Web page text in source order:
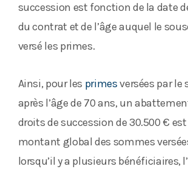
succession est fonction de la date
du contrat et de l’âge auquel le
versé les primes.
Ainsi, pour les primesversées par le
après l’âge de 70 ans, un
droits de succession de 30.500 €
montant global des sommes
lorsqu’il y a plusieurs bénéficiaires,